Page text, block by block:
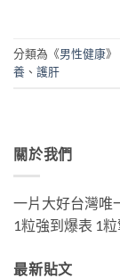
分類為《男性健康》
養 、 護肝
關於我們
一片大好台灣唯
1粒強到爆表 1
最新貼文